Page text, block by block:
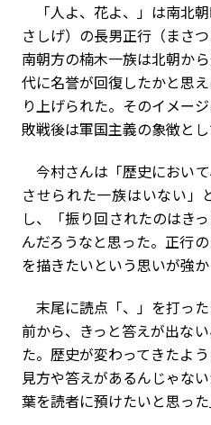
「人よ、花よ、」は南北
さしげ）の長男正行（まさ
南朝方の楠木一族は北朝か
代に名誉が回復したかと思
り上げられた。そのイメー
敗戦後は軍国主義の象徴とし
今村さんは「歴史におい
させられた一族はいない」
し、「振り回されたのはき
んだろうなと思った。正行
を描きたいという思いが強か
末尾に読点「、」を打っ
前から、きっと答えが出な
た。歴史が変わってきたよ
見方や答えがあるんじゃな
葉を読者に預けたいと思った